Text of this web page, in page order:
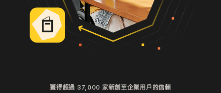
獲得超過 37,000 家新創至企業用戶的信賴